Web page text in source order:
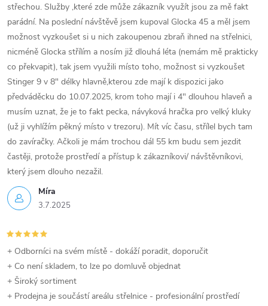
Míra
3.7.2025
střechou. Služby ,které zde může zákazník využít jsou za mě fakt
parádní. Na poslední návštěvě jsem kupoval Glocka 45 a měl jsem
možnost vyzkoušet si u nich zakoupenou zbraň ihned na střelnici,
nicméně Glocka střílím a nosím již dlouhá léta (nemám mě prakticky
co překvapit), tak jsem využili místo toho, možnost si vyzkoušet
Stinger 9 v 8" délky hlavně,kterou zde mají k dispozici jako
předváděcku do 10.07.2025, krom toho mají i 4" dlouhou hlaveň a
musím uznat, že je to fakt pecka, návyková hračka pro velký kluky
(už ji vyhlížím pěkný místo v trezoru). Mít víc času, střílel bych tam
do zavíračky. Ačkoli je mám trochou dál 55 km budu sem jezdit
častěji, protože prostředí a přístup k zákazníkovi/ návštěvníkovi,
který jsem dlouho nezažil.
+ Odborníci na svém místě - dokáží poradit, doporučit
+ Co není skladem, to lze po domluvě objednat
+ Široký sortiment
+ Prodejna je součástí areálu střelnice - profesionální prostředí